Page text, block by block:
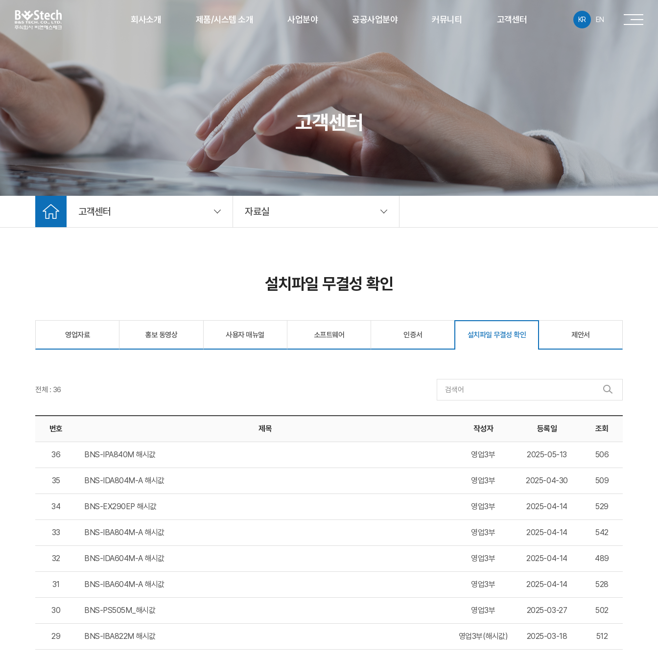
회사소개
주요시공사례
찾아오시는 길
제품/시스템 소개
NVR & SERVER
CAMERA
사업분야
진출입 차단시스템
하천/하상도로 원격
진출입 차단 시스템
생활방범솔루션
출입통제솔루션
지능형 영상분석
학교 AI 안전관리
공공사업분야
조달우수제품
다수공급자계약(MAS)
커뮤니티
사회공헌
고객센터 KR EN
고객센터
고객센터 자료실
설치파일 무결성 확인
영업자료 홍보 동영상 사용자 매뉴얼 소프트웨어 인증서 설치파일 무결성 확인 제안서
전체 : 36
번호 제목 작성자 등록일 조회
36 BNS-IPA840M 해시값 영업3부 2025-05-13 506
35 BNS-IDA804M-A 해시값 영업3부 2025-04-30 509
34 BNS-EX290EP 해시값 영업3부 2025-04-14 529
33 BNS-IBA804M-A 해시값 영업3부 2025-04-14 542
32 BNS-IDA604M-A 해시값 영업3부 2025-04-14 489
31 BNS-IBA604M-A 해시값 영업3부 2025-04-14 528
30 BNS-PS505M_해시값 영업3부 2025-03-27 502
29 BNS-IBA822M 해시값 영업3부(해시값) 2025-03-18 512